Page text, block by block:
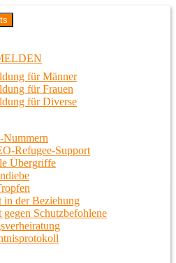
in Berlin
für Männer
für Frauen
für Diverse
Refugee-Support
Übergriffe
in der Beziehung
gegen Schutzbefohlene